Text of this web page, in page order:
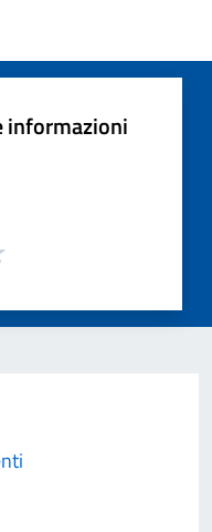
informazioni